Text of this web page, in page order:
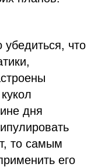
что
дня
то самым
его